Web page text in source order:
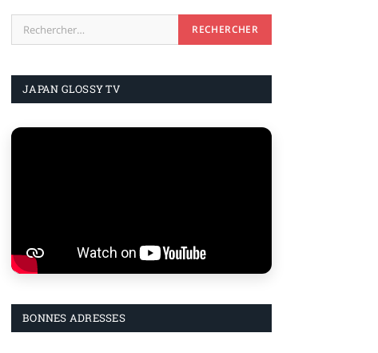
JAPAN GLOSSY TV
BONNES ADRESSES